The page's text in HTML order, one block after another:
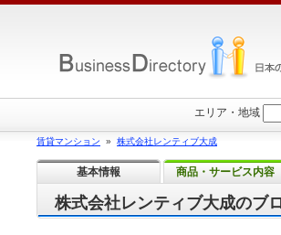
株式会社レンティブ大成のブ
エリア・地域
賃貸マンション » 株式会社レンティブ大成
基本情報 商品・サービス内容